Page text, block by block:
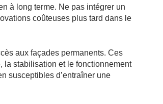
à long terme. Ne pas intégrer un
coûteuses plus tard dans le
aux façades permanents. Ces
la stabilisation et le fonctionnement
susceptibles d’entraîner une